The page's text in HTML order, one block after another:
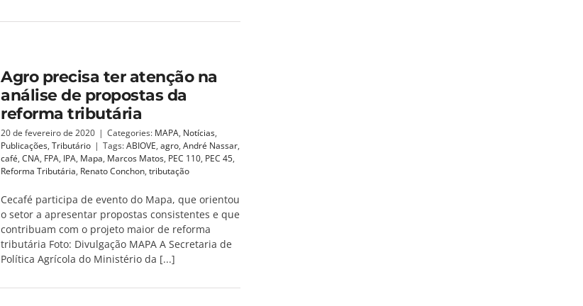
Agro precisa ter atenção na
análise de propostas da
reforma tributária
20 de fevereiro de 2020 | Categories: MAPA, Notícias,
Publicações, Tributário | Tags:ABIOVE, agro, André Nassar,
café, CNA, FPA, IPA, Mapa, Marcos Matos, PEC 110, PEC 45,
Reforma Tributária, Renato Conchon, tributação
Cecafé participa de evento do Mapa, que orientou
o setor a apresentar propostas consistentes e que
contribuam com o projeto maior de reforma
tributária Foto: Divulgação MAPA A Secretaria de
Política Agrícola do Ministério da [...]